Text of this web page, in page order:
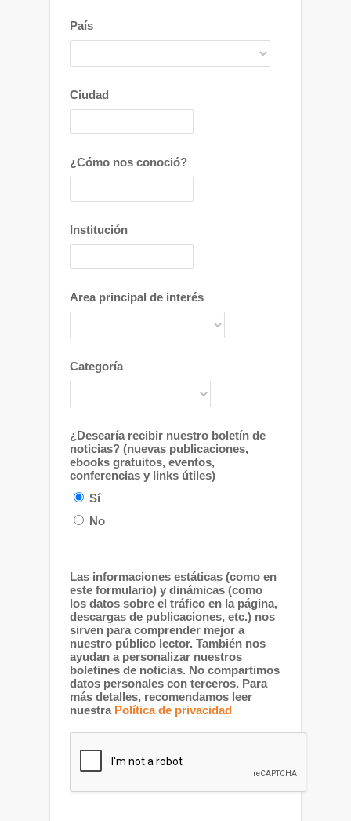
País
Ciudad
¿Cómo nos conoció?
Institución
Area principal de interés
Categoría
¿Desearía recibir nuestro boletín de
noticias? (nuevas publicaciones,
ebooks gratuitos, eventos,
conferencias y links útiles)
Sí
No
Las informaciones estáticas (como en
este formulario) y dinámicas (como
los datos sobre el tráfico en la página,
descargas de publicaciones, etc.) nos
sirven para comprender mejor a
nuestro público lector. También nos
ayudan a personalizar nuestros
boletines de noticias. No compartimos
datos personales con terceros. Para
más detalles, recomendamos leer
nuestra Política de privacidad